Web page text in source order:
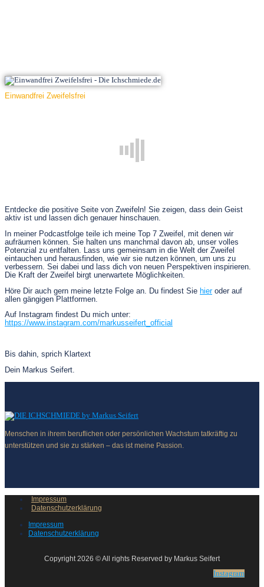
Einwandfrei Zweifelsfrei
Entdecke die positive Seite von Zweifeln! Sie zeigen, dass dein Geist
aktiv ist und lassen dich genauer hinschauen.
In meiner Podcastfolge teile ich meine Top 7 Zweifel, mit denen wir
aufräumen können. Sie halten uns manchmal davon ab, unser volles
Potenzial zu entfalten. Lass uns gemeinsam in die Welt der Zweifel
eintauchen und herausfinden, wie wir sie nutzen können, um uns zu
verbessern. Sei dabei und lass dich von neuen Perspektiven inspirieren.
Die Kraft der Zweifel birgt unerwartete Möglichkeiten.
Höre Dir auch gern meine letzte Folge an. Du findest Sie hieroder auf
allen gängigen Plattformen.
Auf Instagram findest Du mich unter:
https://www.instagram.com/markusseifert_official
Bis dahin, sprich Klartext
Dein Markus Seifert.
Menschen in ihrem beruflichen oder persönlichen Wachstum tatkräftig zu
unterstützen und sie zu stärken – das ist meine Passion.
Impressum
Datenschutzerklärung
Impressum
Datenschutzerklärung
Copyright 2026 © All rights Reserved by Markus Seifert
Instagram